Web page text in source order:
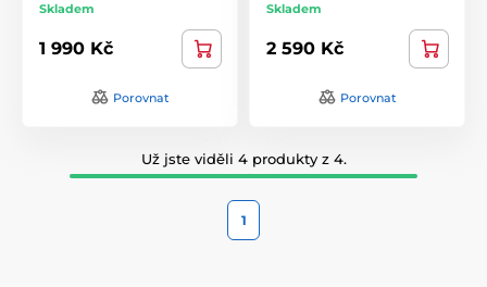
Skladem
1 990 Kč
Porovnat
Skladem
2 590 Kč
Porovnat
Už jste viděli 4 produkty z 4.
1